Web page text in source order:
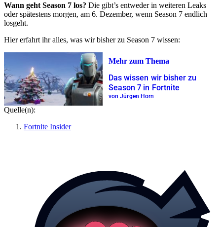
Wann geht Season 7 los? Die gibt’s entweder in weiteren Leaks
oder spätestens morgen, am 6. Dezember, wenn Season 7 endlich
losgeht.
Hier erfahrt ihr alles, was wir bisher zu Season 7 wissen:
Mehr zum Thema
Das wissen wir bisher zu
Season 7 in Fortnite
von Jürgen Horn
Quelle(n):
Fortnite Insider